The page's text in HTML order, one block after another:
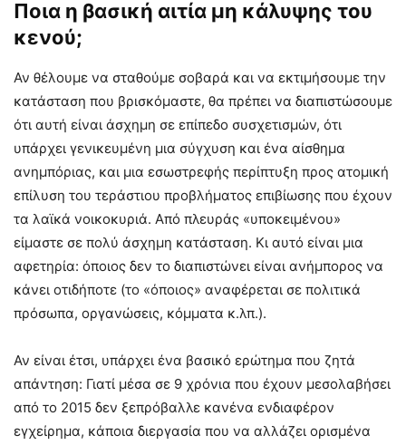
Ποια η βασική αιτία μη κάλυψης του
κενού;
Αν θέλουμε να σταθούμε σοβαρά και να εκτιμήσουμε την
κατάσταση που βρισκόμαστε, θα πρέπει να διαπιστώσουμε
ότι αυτή είναι άσχημη σε επίπεδο συσχετισμών, ότι
υπάρχει γενικευμένη μια σύγχυση και ένα αίσθημα
ανημπόριας, και μια εσωστρεφής περίπτυξη προς ατομική
επίλυση του τεράστιου προβλήματος επιβίωσης που έχουν
τα λαϊκά νοικοκυριά. Από πλευράς «υποκειμένου»
είμαστε σε πολύ άσχημη κατάσταση. Κι αυτό είναι μια
αφετηρία: όποιος δεν το διαπιστώνει είναι ανήμπορος να
κάνει οτιδήποτε (το «όποιος» αναφέρεται σε πολιτικά
πρόσωπα, οργανώσεις, κόμματα κ.λπ.).
Αν είναι έτσι, υπάρχει ένα βασικό ερώτημα που ζητά
απάντηση: Γιατί μέσα σε 9 χρόνια που έχουν μεσολαβήσει
από το 2015 δεν ξεπρόβαλλε κανένα ενδιαφέρον
εγχείρημα, κάποια διεργασία που να αλλάζει ορισμένα